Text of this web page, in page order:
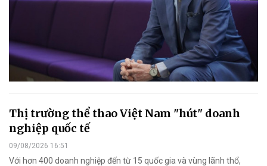
Thị trường thể thao Việt Nam "hút" doanh
nghiệp quốc tế
09/08/2026 16:51
Với hơn 400 doanh nghiệp đến từ 15 quốc gia và vùng lãnh thổ,